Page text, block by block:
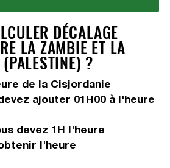
DÉCALAGE
LA ZAMBIE ET LA
?
de la Cisjordanie
ajouter 01H00à l'heure
devez 1H l'heure
l'heure